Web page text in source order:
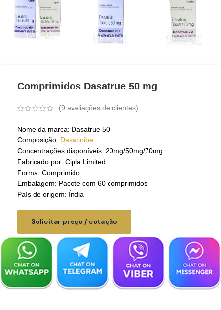
Comprimidos Dasatrue 50 mg
(9 avaliações de clientes)
Nome da marca: Dasatrue 50
Composição: Dasatinibe
Concentrações disponíveis: 20mg/50mg/70mg
Fabricado por: Cipla Limited
Forma: Comprimido
Embalagem: Pacote com 60 comprimidos
País de origem: Índia
Solicitar preço / cotação